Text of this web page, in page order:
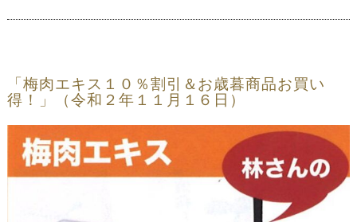
「梅肉エキス１０％割引＆お歳暮商品お買い
得！」（令和２年１１月１６日）